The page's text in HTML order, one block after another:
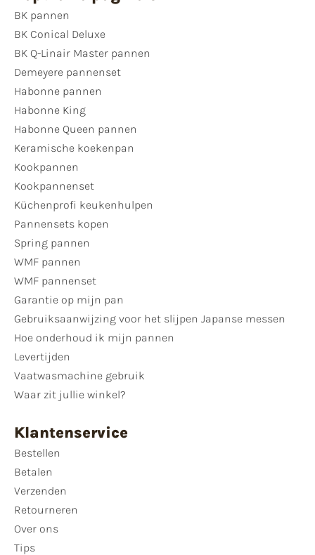
BK pannen
BK Conical Deluxe
BK Q-Linair Master pannen
Demeyere pannenset
Habonne pannen
Habonne King
Habonne Queen pannen
Keramische koekenpan
Kookpannen
Kookpannenset
Küchenprofi keukenhulpen
Pannensets kopen
Spring pannen
WMF pannen
WMF pannenset
Garantie op mijn pan
Gebruiksaanwijzing voor het slijpen Japanse messen
Hoe onderhoud ik mijn pannen
Levertijden
Vaatwasmachine gebruik
Waar zit jullie winkel?
Klantenservice
Bestellen
Betalen
Verzenden
Retourneren
Over ons
Tips